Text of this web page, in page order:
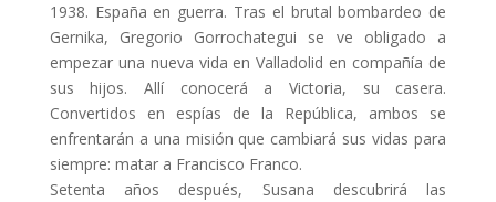
1938. España en guerra. Tras el brutal bombardeo de
Gernika, Gregorio Gorrochategui se ve obligado a
empezar una nueva vida en Valladolid en compañía de
sus hijos. Allí conocerá a Victoria, su casera.
Convertidos en espías de la República, ambos se
enfrentarán a una misión que cambiará sus vidas para
siempre: matar a Francisco Franco.
Setenta años después, Susana descubrirá las